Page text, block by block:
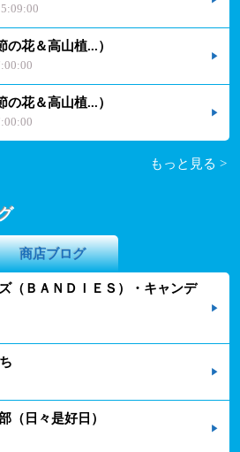
の花＆高山植...）
の花＆高山植...）
もっと見る >
商店ブログ
（ＢＡＮＤＩＥＳ）・キャンデ
（日々是好日）